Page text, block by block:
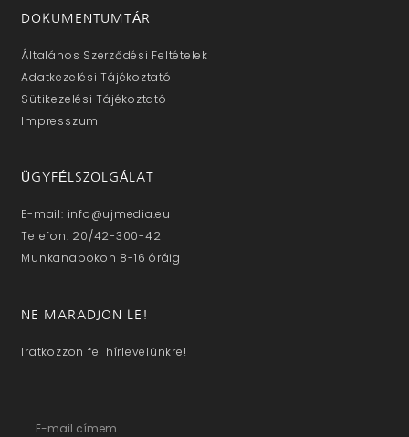
DOKUMENTUMTÁR
Általános Szerződési Feltételek
Adatkezelési Tájékoztató
Sütikezelési Tájékoztató
Impresszum
ÜGYFÉLSZOLGÁLAT
E-mail: info@ujmedia.eu
Telefon: 20/42-300-42
Munkanapokon 8-16 óráig
NE MARADJON LE!
Iratkozzon fel hírlevelünkre!